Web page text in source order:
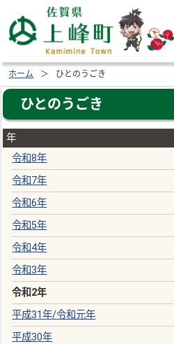
ホーム ひとのうごき
ひとのうごき
年
令和8年
令和7年
令和6年
令和5年
令和4年
令和3年
令和2年
平成31年/令和元年
平成30年